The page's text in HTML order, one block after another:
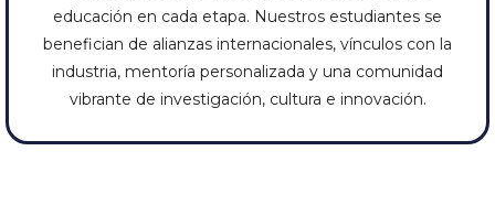
educación en cada etapa. Nuestros estudiantes se
benefician de alianzas internacionales, vínculos con la
industria, mentoría personalizada y una comunidad
vibrante de investigación, cultura e innovación.